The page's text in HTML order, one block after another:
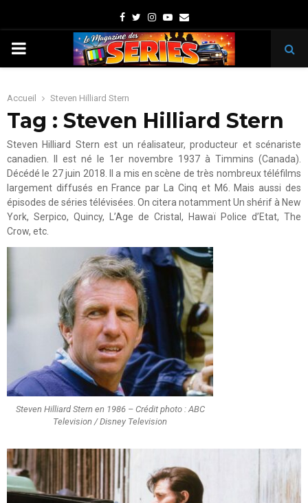
Facebook
TwitterInstagram
Youtube
Email
PRIMARY
Accueil Steven Hilliard Stern
Tag : Steven Hilliard Stern
Steven Hilliard Stern est un réalisateur, producteur et scénariste
canadien. Il est né le 1er novembre 1937 à Timmins (Canada).
Décédé le 27 juin 2018. Il a mis en scène de très nombreux téléfilms
largement diffusés en France par La Cinq et M6. Mais aussi des
épisodes de séries télévisées. On citera notamment Un shérif à New
York, Serpico, Quincy, L’Age de Cristal, Hawaï Police d’Etat, The
Crow, etc.
Steven Hilliard Stern en 1986 – Crédit photo : ABC
Television / Disney Television